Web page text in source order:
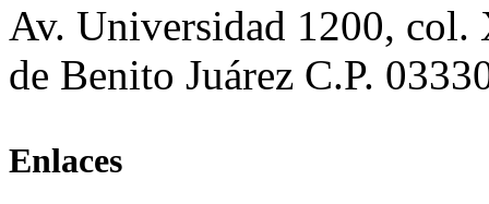
Av. Universidad 1200,
de Benito Juárez C.P.
Enlaces